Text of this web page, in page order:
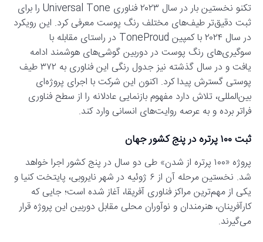
تکنو نخستین بار در سال ۲۰۲۳ فناوری Universal Tone را برای
ثبت دقیق‌تر طیف‌های مختلف رنگ پوست معرفی کرد. این رویکرد
در سال ۲۰۲۴ با کمپین ToneProud در راستای مقابله با
سوگیری‌های رنگ پوست در دوربین گوشی‌های هوشمند ادامه
یافت و در سال گذشته نیز جدول رنگی این فناوری به ۳۷۲ طیف
پوستی گسترش پیدا کرد. اکنون این شرکت با اجرای پروژه‌ای
بین‌المللی، تلاش دارد مفهوم بازنمایی عادلانه را از سطح فناوری
فراتر برده و به عرصه روایت‌های انسانی وارد کند.
ثبت ۱۰۰ پرتره در پنج کشور جهان
پروژه «۱۰۰ پرتره از شدن» طی دو سال در پنج کشور اجرا خواهد
شد. نخستین مرحله آن از ۶ ژوئیه در شهر نایروبی، پایتخت کنیا و
یکی از مهم‌ترین مراکز فناوری آفریقا، آغاز شده است؛ جایی که
کارآفرینان، هنرمندان و نوآوران محلی مقابل دوربین این پروژه قرار
می‌گیرند.